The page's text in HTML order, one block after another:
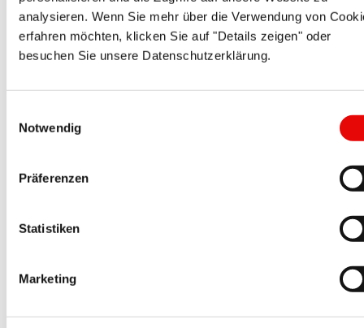
analysieren. Wenn Sie mehr über die Verwendung von
erfahren möchten, klicken Sie auf "Details zeigen" oder
besuchen Sie unsere Datenschutzerklärung.
Notwendig
Präferenzen
Statistiken
Marketing
Capuchons souples à languette
CAPTOP